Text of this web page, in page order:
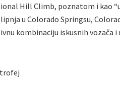
Hill Climb, poznatom i kao
u Colorado Springsu,
kombinaciju iskusnih vozača i
trofej